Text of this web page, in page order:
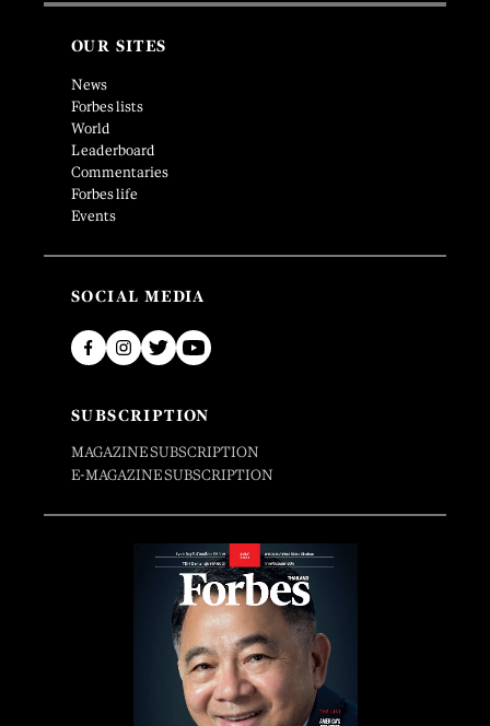
OUR SITES
News
Forbes lists
World
Leaderboard
Commentaries
Forbes life
Events
SOCIAL MEDIA
SUBSCRIPTION
MAGAZINE SUBSCRIPTION
E-MAGAZINE SUBSCRIPTION